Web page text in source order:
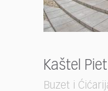
Kaštel
Buzet i